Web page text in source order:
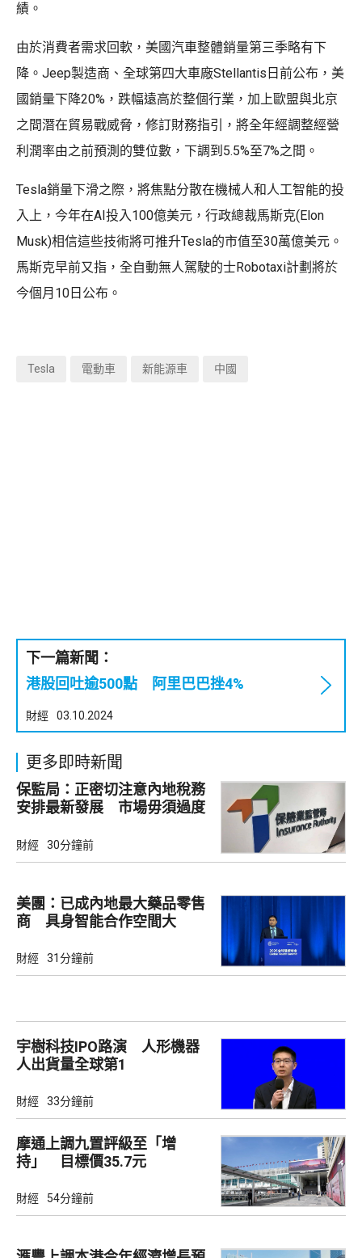
績。
由於消費者需求回軟，美國汽車整體銷量第三季略有下
降。Jeep製造商、全球第四大車廠Stellantis日前公布，美
國銷量下降20%，跌幅遠高於整個行業，加上歐盟與北京
之間潛在貿易戰威脅，修訂財務指引，將全年經調整經營
利潤率由之前預測的雙位數，下調到5.5%至7%之間。
Tesla銷量下滑之際，將焦點分散在機械人和人工智能的投
入上，今年在AI投入100億美元，行政總裁馬斯克(Elon
Musk)相信這些技術將可推升Tesla的市值至30萬億美元。
馬斯克早前又指，全自動無人駕駛的士Robotaxi計劃將於
今個月10日公布。
Tesla 電動車 新能源車 中國
下一篇新聞：
港股回吐逾500點 阿里巴巴挫4%
財經 03.10.2024
更多即時新聞
保監局：正密切注意內地稅務
安排最新發展 市場毋須過度
財經 30分鐘前
美團：已成內地最大藥品零售
商 具身智能合作空間大
財經 31分鐘前
宇樹科技IPO路演 人形機器
人出貨量全球第1
財經 33分鐘前
摩通上調九置評級至「增
持」 目標價35.7元
財經 54分鐘前